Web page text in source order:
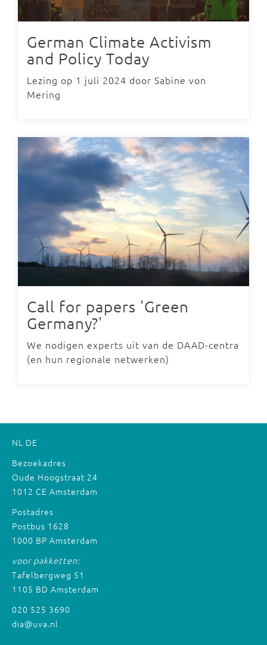
German Climate Activism
and Policy Today
Lezing op 1 juli 2024 door Sabine von
Mering
Call for papers 'Green
Germany?'
We nodigen experts uit van de DAAD-centra
(en hun regionale netwerken)
NL DE
Bezoekadres
Oude Hoogstraat 24
1012 CE Amsterdam
Postadres
Postbus 1628
1000 BP Amsterdam
voor pakketten:
Tafelbergweg 51
1105 BD Amsterdam
020 525 3690
dia@uva.nl